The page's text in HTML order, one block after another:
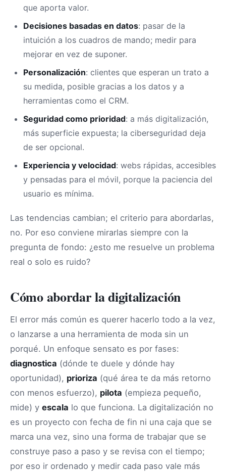
que aporta valor.
Decisiones basadas en datos: pasar de la
intuición a los cuadros de mando; medir para
mejorar en vez de suponer.
Personalización: clientes que esperan un trato a
su medida, posible gracias a los datos y a
herramientas como el CRM.
Seguridad como prioridad: a más digitalización,
más superficie expuesta; la ciberseguridad deja
de ser opcional.
Experiencia y velocidad: webs rápidas, accesibles
y pensadas para el móvil, porque la paciencia del
usuario es mínima.
Las tendencias cambian; el criterio para abordarlas,
no. Por eso conviene mirarlas siempre con la
pregunta de fondo: ¿esto me resuelve un problema
real o solo es ruido?
Cómo abordar la digitalización
El error más común es querer hacerlo todo a la vez,
o lanzarse a una herramienta de moda sin un
porqué. Un enfoque sensato es por fases:
diagnostica (dónde te duele y dónde hay
oportunidad), prioriza (qué área te da más retorno
con menos esfuerzo), pilota (empieza pequeño,
mide) y escala lo que funciona. La digitalización no
es un proyecto con fecha de fin ni una caja que se
marca una vez, sino una forma de trabajar que se
construye paso a paso y se revisa con el tiempo;
por eso ir ordenado y medir cada paso vale más